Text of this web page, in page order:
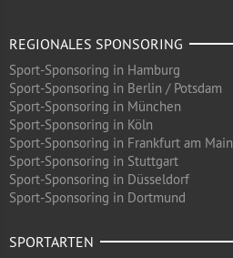
REGIONALES SPONSORING
Sport-Sponsoring in Hamburg
Sport-Sponsoring in Berlin / Potsdam
Sport-Sponsoring in München
Sport-Sponsoring in Köln
Sport-Sponsoring in Frankfurt am Main
Sport-Sponsoring in Stuttgart
Sport-Sponsoring in Düsseldorf
Sport-Sponsoring in Dortmund
SPORTARTEN